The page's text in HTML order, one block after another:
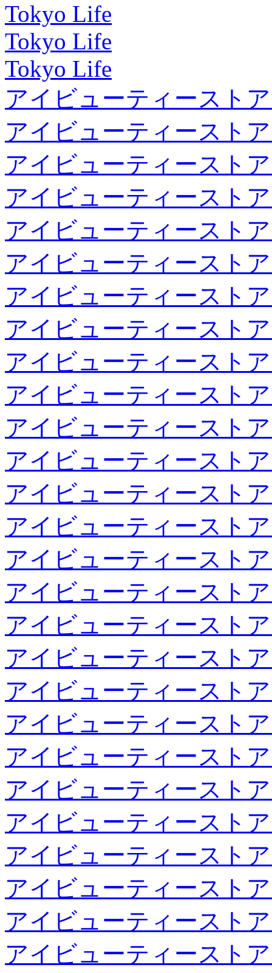
Tokyo Life
Tokyo Life
Tokyo Life
アイビューティースト
アイビューティースト
アイビューティースト
アイビューティースト
アイビューティースト
アイビューティースト
アイビューティースト
アイビューティースト
アイビューティースト
アイビューティースト
アイビューティースト
アイビューティースト
アイビューティースト
アイビューティースト
アイビューティースト
アイビューティースト
アイビューティースト
アイビューティースト
アイビューティースト
アイビューティースト
アイビューティースト
アイビューティースト
アイビューティースト
アイビューティースト
アイビューティースト
アイビューティースト
アイビューティースト